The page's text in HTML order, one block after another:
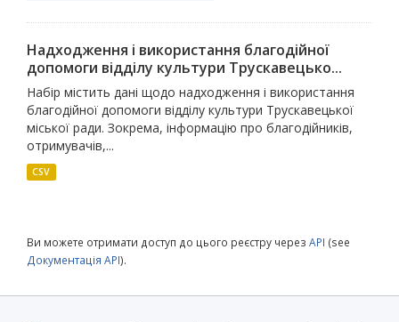
Надходження і використання благодійної
допомоги відділу культури Трускавецько...
Набір містить дані щодо надходження і використання
благодійної допомоги відділу культури Трускавецької
міської ради. Зокрема, інформацію про благодійників,
отримувачів,...
CSV
Ви можете отримати доступ до цього реєстру через API (see
Документація API).